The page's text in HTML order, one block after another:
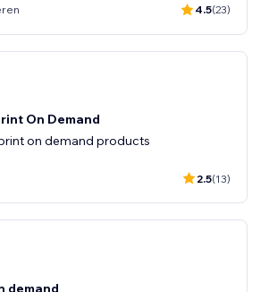
4.5(23)
On Demand
on demand products
2.5(13)
demand